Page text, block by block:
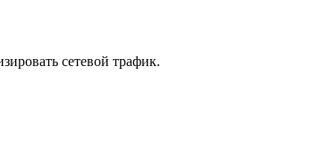
сетевой трафик.